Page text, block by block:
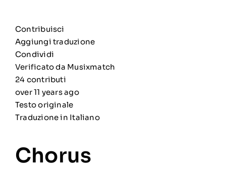
Contribuisci
Aggiungi traduzione
Condividi
Verificato da Musixmatch
24 contributi
over 11 years ago
Testo originale
Traduzione in Italiano
Chorus